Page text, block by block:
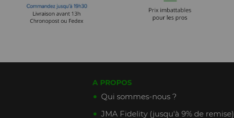
A PROPOS
Qui sommes-nous ?
JMA Fidelity (jusqu'à 9% de remise)